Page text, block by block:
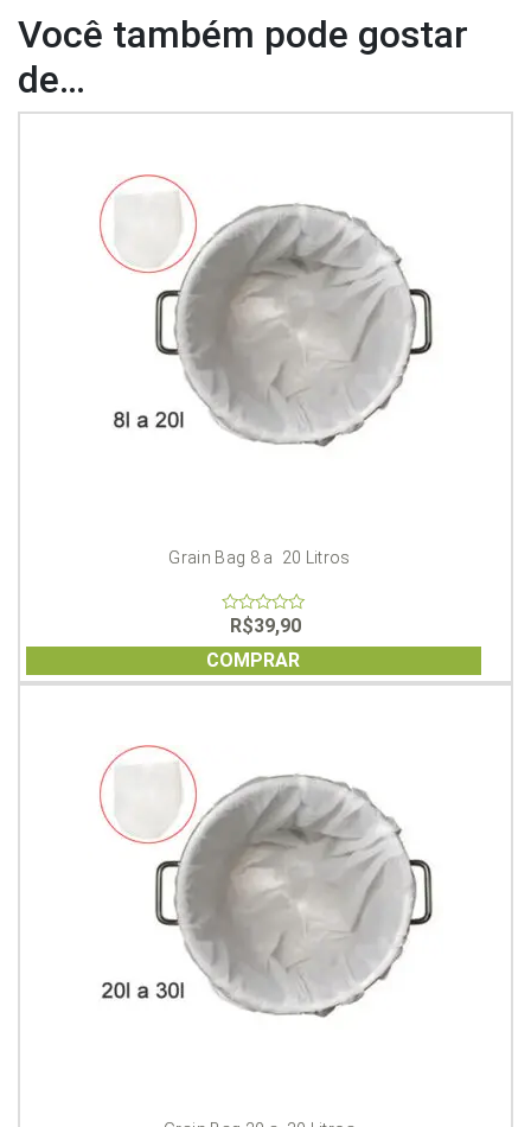
Você também pode gostar
de…
Grain Bag 8 a  20 Litros
of
5
R$39,90
COMPRAR